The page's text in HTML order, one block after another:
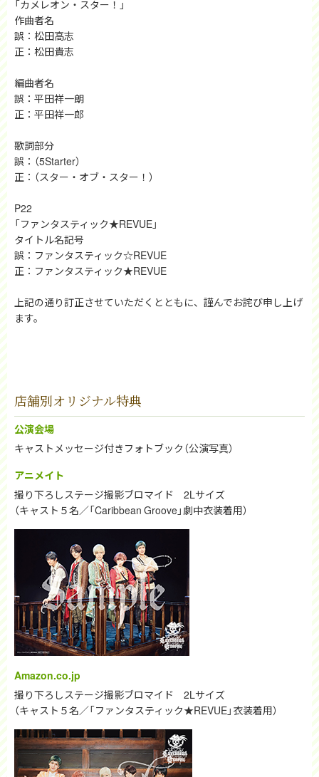
「カメレオン・スター！」
作曲者名
誤：松田高志
正：松田貴志
編曲者名
誤：平田祥一朗
正：平田祥一郎
歌詞部分
誤：（5Starter）
正：（スター・オブ・スター！）
P22
「ファンタスティック★REVUE」
タイトル名記号
誤：ファンタスティック☆REVUE
正：ファンタスティック★REVUE
上記の通り訂正させていただくとともに、謹んでお詫び申し上げ
ます。
店舗別オリジナル特典
公演会場
キャストメッセージ付きフォトブック（公演写真）
アニメイト
撮り下ろしステージ撮影ブロマイド 2Lサイズ
（キャスト５名／「Caribbean Groove」劇中衣装着用）
Amazon.co.jp
撮り下ろしステージ撮影ブロマイド 2Lサイズ
（キャスト５名／「ファンタスティック★REVUE」衣装着用）